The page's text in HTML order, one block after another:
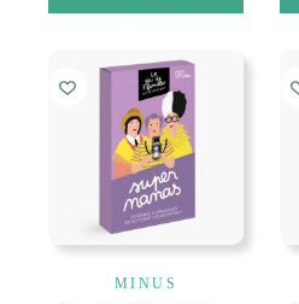
MINUS